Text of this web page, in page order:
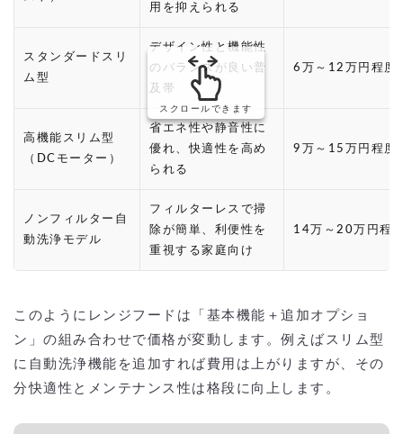
用を抑えられる
スタンダードスリ
ム型
デザイン性と機能性
のバランスが良い普
及帯
6万～12万円程度
高機能スリム型
（DCモーター）
省エネ性や静音性に
優れ、快適性を高め
られる
9万～15万円程度
ノンフィルター自
動洗浄モデル
フィルターレスで掃
除が簡単、利便性を
重視する家庭向け
14万～20万円程
スクロールできます
このようにレンジフードは「基本機能＋追加オプショ
ン」の組み合わせで価格が変動します。例えばスリム型
に自動洗浄機能を追加すれば費用は上がりますが、その
分快適性とメンテナンス性は格段に向上します。